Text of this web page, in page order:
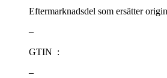
Eftermarknadsdel som ersätter
–
GTIN :
–